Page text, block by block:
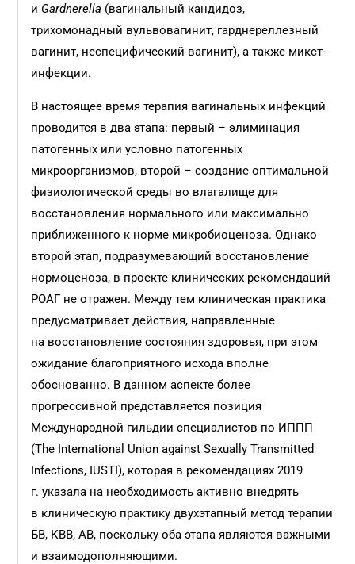
и Gardnerella (вагинальный кандидоз,
трихомонадный вульвовагинит, гарднереллезный
вагинит, неспецифический вагинит), а также микст-
инфекции.
В настоящее время терапия вагинальных инфекций
проводится в два этапа: первый – элиминация
патогенных или условно патогенных
микроорганизмов, второй – создание оптимальной
физиологической среды во влагалище для
восстановления нормального или максимально
приближенного к норме микробиоценоза. Однако
второй этап, подразумевающий восстановление
нормоценоза, в проекте клинических рекомендаций
РОАГ не отражен. Между тем клиническая практика
предусматривает действия, направленные
на восстановление состояния здоровья, при этом
ожидание благоприятного исхода вполне
обоснованно. В данном аспекте более
прогрессивной представляется позиция
Международной гильдии специалистов по ИППП
(The International Union against Sexually Transmitted
Infections, IUSTI), которая в рекомендациях 2019
г. указала на необходимость активно внедрять
в клиническую практику двухэтапный метод терапии
БВ, КВВ, АВ, поскольку оба этапа являются важными
и взаимодополняющими.